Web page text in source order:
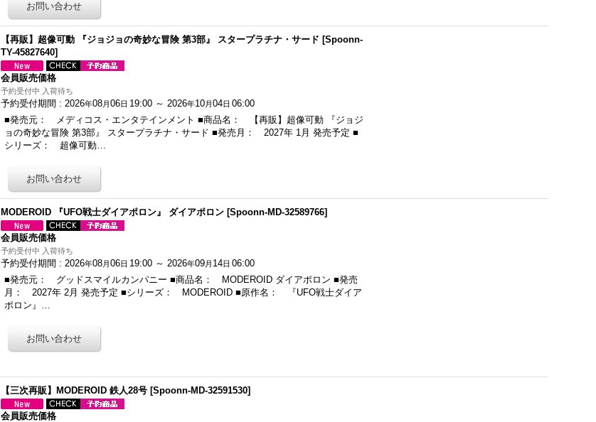
【再販】超像可動 『ジョジョの奇妙な冒険 第3部』 スタープラチナ・サード [Spoonn-
TY-45827640]
会員販売価格
予約受付中 入荷待ち
予約受付期間 : 2026年08月06日 19:00 ～ 2026年10月04日 06:00
■発売元： メディコス・エンタテインメント ■商品名： 【再販】超像可動 『ジョジ
ョの奇妙な冒険 第3部』 スタープラチナ・サード ■発売月： 2027年 1月 発売予定 ■
シリーズ： 超像可動…
MODEROID 『UFO戦士ダイアポロン』 ダイアポロン [Spoonn-MD-32589766]
会員販売価格
予約受付中 入荷待ち
予約受付期間 : 2026年08月06日 19:00 ～ 2026年09月 14日 06:00
■発売元： グッドスマイルカンパニー ■商品名： MODEROID ダイアポロン ■発売
月： 2027年 2月 発売予定 ■シリーズ： MODEROID ■原作名： 『UFO戦士ダイア
ポロン』…
【三次再販】MODEROID 鉄人28号 [Spoonn-MD-32591530]
会員販売価格